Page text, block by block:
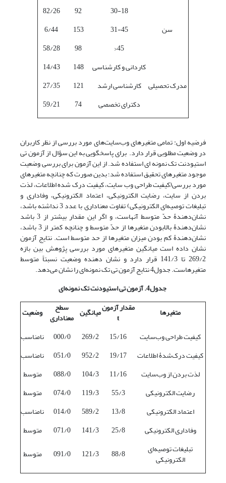
سن
30-18
92
82/26
31-45
153
6/44
45<
98
58/28
مدرک تحصیلی
کاردانی و کارشناسی 148
14/43
کارشناسی ارشد
121
27/35
دکترای تخصصی
74
59/21
فرضیه اول: تمامی متغیرهای وب‌سایت‌های مورد بررسی از نظر کاربران
در وضعیت مطلوبی قرار دارد. برای پاسخگویی به این سؤال از آزمون تی
استیودنت تک نمونه ای استفاده شد. از این آزمون برای بررسی وضعیت
موجود متغیرهای تحقیق استفاده شد؛ بدین صورت که چنانچه متغیرهای
مورد بررسی(کیفیت طراحی وب سایت، کیفیت درک شده اطلاعات، لذت
بردن از سایت، رضایت الکترونیکی، اعتماد الکترونیکی، وفاداری و
تبلیغات توصیه‌ای الکترونیکی) تفاوت معناداری با عدد 3 نداشته باشد،
نشان‌دهندۀ حدّ متوسط آنهاست، و اگر این مقدار بیشتر از 3 باشد
نشان‌دهندۀ بالابودن متغیرها از حدّ متوسط و چنانچه کمتر از 3 باشد،
نشان‌دهندۀ کم بودن میزان متغیرها از حد متوسط است. نتایج آزمون
نشان داده است میانگین متغیرهای مورد بررسی پژوهش بین بازه
269/2 تا 141/3 قرار دارد و نشان دهنده وضعیت نسبتاً متوسط
متغیرهاست. جدول4 نتایج آزمون تی تک نمونه‌ای را نشان می‌دهد.
جدول4. آزمون تی استیودنت تک نمونه
ای
متغیرها
مقدار آزمون
t میانگین سطح
معناداری وضعیت
کیفیت طراحی وب‌سایت
15/16
269/2
000/0
نامناسب
کیفیت درک‌شدۀ اطلاعات
19/17
952/2
051/0
نامناسب
لذت بردن از وب‌سایت
11/16
104/3
088/0
متوسط
رضایت الکترونیکی
55/3
119/3
074/0
متوسط
اعتماد الکترونیکی
13/8
589/2
014/0
نامناسب
وفاداری الکترونیکی
25/8
141/3
071/0
متوسط
تبلیغات توصیه‌ای
الکترونیکی 88/8
121/3
091/0 متوسط